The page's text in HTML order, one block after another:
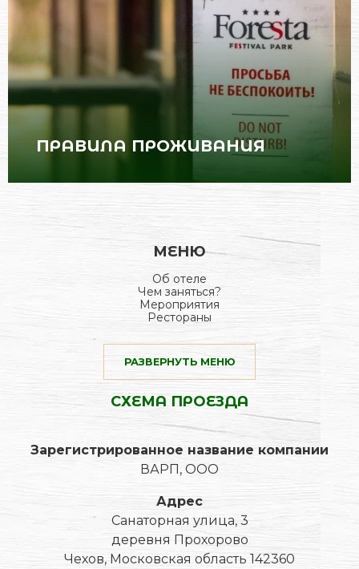
ПРАВИЛА ПРОЖИВАНИЯ
Правила предоставления гостиничных
услуг в отеле «Фореста Фестиваль Парк»
МЕНЮ
Об отеле
Чем заняться?
Мероприятия
Рестораны
РАЗВЕРНУТЬ МЕНЮ
СХЕМА ПРОЕЗДА
Зарегистрированное название компании
ВАРП, ООО
Адрес
Санаторная улица, 3
деревня Прохорово
Чехов, Московская область 142360